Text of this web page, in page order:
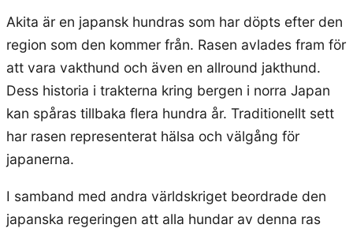
Akita är en japansk hundras som har döpts efter den
region som den kommer från. Rasen avlades fram för
att vara vakthund och även en allround jakthund.
Dess historia i trakterna kring bergen i norra Japan
kan spåras tillbaka flera hundra år. Traditionellt sett
har rasen representerat hälsa och välgång för
japanerna.
I samband med andra världskriget beordrade den
japanska regeringen att alla hundar av denna ras